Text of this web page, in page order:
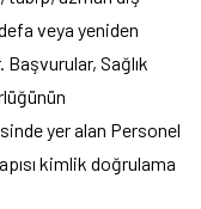
veya yeniden
Başvurular, Sağlık
yer alan Personel
kimlik doğrulama